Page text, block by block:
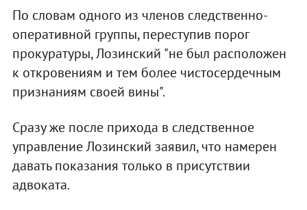
По словам одного из членов следственно-
оперативной группы, переступив порог
прокуратуры, Лозинский "не был расположен
к откровениям и тем более чистосердечным
признаниям своей вины".
Сразу же после прихода в следственное
управление Лозинский заявил, что намерен
давать показания только в присутствии
адвоката.